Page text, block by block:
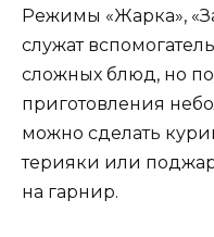
Режимы «Жарка»,
служат
сложных блюд, но
приготовления
можно сделать
терияки или
на гарнир.